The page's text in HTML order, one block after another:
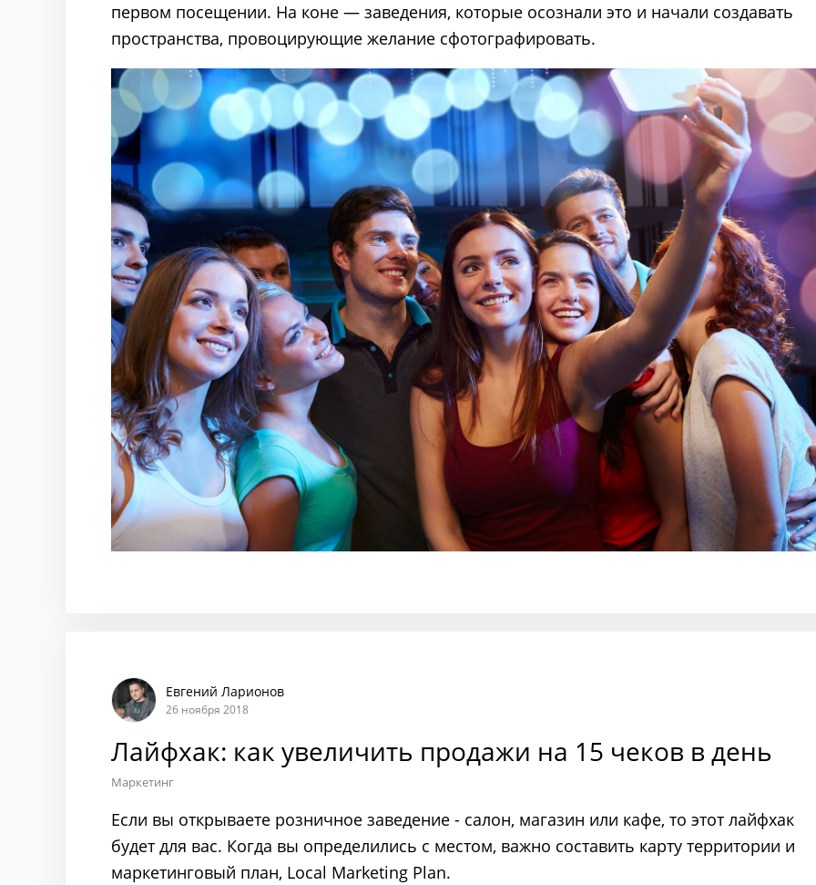
первом посещении. На коне — заведения, которые осознали это и начали создавать
пространства, провоцирующие желание сфотографировать.
Евгений Ларионов
26 ноября 2018
Лайфхак: как увеличить продажи на 15 чеков в день
Маркетинг
Если вы открываете розничное заведение - салон, магазин или кафе, то этот лайфхак
будет для вас. Когда вы определились с местом, важно составить карту территории и
маркетинговый план, Local Marketing Plan.